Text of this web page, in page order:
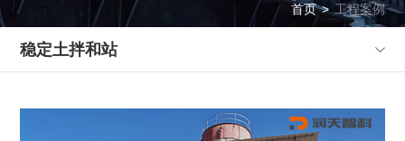
首页> 工程案例
稳定土拌和站